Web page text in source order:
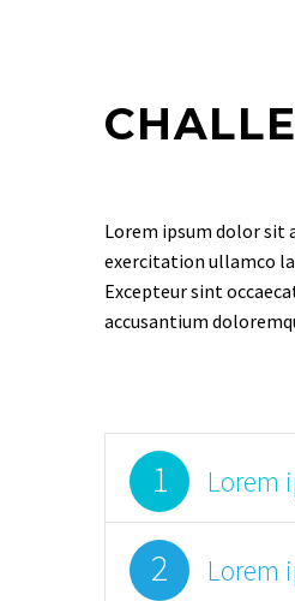
Lorem ipsum dolor sit
exercitation ullamco
Excepteur sint
accusantium
1 Lorem
2 Lorem